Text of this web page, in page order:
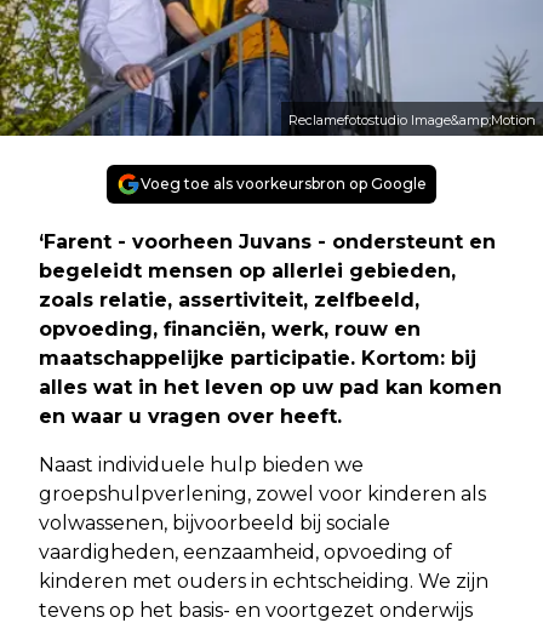
Reclamefotostudio Image&amp;Motion
Voeg toe als voorkeursbron op Google
‘Farent - voorheen Juvans - ondersteunt en
begeleidt mensen op allerlei gebieden,
zoals relatie, assertiviteit, zelfbeeld,
opvoeding, financiën, werk, rouw en
maatschappelijke participatie. Kortom: bij
alles wat in het leven op uw pad kan komen
en waar u vragen over heeft.
Naast individuele hulp bieden we
groepshulpverlening, zowel voor kinderen als
volwassenen, bijvoorbeeld bij sociale
vaardigheden, eenzaamheid, opvoeding of
kinderen met ouders in echtscheiding. We zijn
tevens op het basis- en voortgezet onderwijs